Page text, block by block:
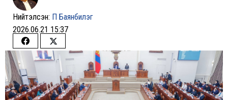
Нийтэлсэн: П Баянбилэг
2026.06.21 15:37
Share
Facebook
Share
on
Twitter